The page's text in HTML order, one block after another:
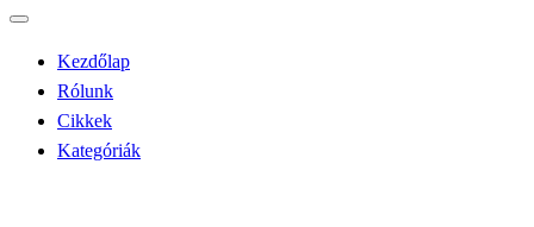
Kezdőlap
Rólunk
Cikkek
Kategóriák